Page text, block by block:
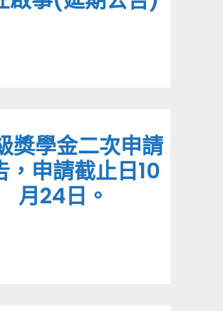
獎學金二次申請
，申請截止日10
月24日。